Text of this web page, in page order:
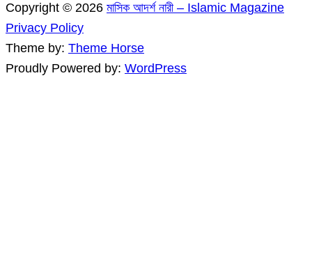
Copyright © 2026 মাসিক আদর্শ নারী – Islamic Magazine
Privacy Policy
Theme by: Theme Horse
Proudly Powered by: WordPress